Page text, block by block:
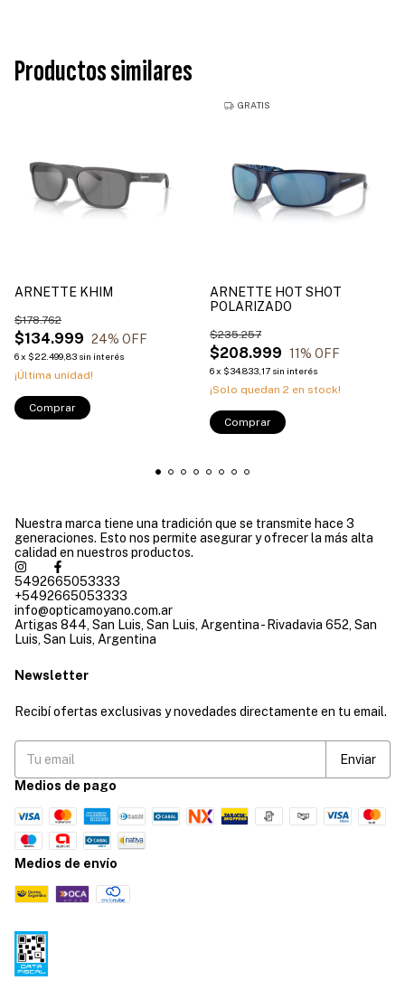
Productos similares
ARNETTE KHIM
$134.999
$178.762
24% OFF
6x $22.499,83 sin interés
¡Última unidad!
Comprar
GRATIS
ARNETTE HOT SHOT
POLARIZADO
$208.999
$235.257
11% OFF
6x $34.833,17 sin interés
¡Solo quedan 2 en stock!
Comprar
Nuestra marca tiene una tradición que se transmite hace 3
generaciones. Esto nos permite asegurar y ofrecer la más alta
calidad en nuestros productos.
5492665053333
+5492665053333
info@opticamoyano.com.ar
Artigas 844, San Luis, San Luis, Argentina - Rivadavia 652, San
Luis, San Luis, Argentina
Newsletter
Recibí ofertas exclusivas y novedades directamente en tu email.
Medios de pago
Medios de envío